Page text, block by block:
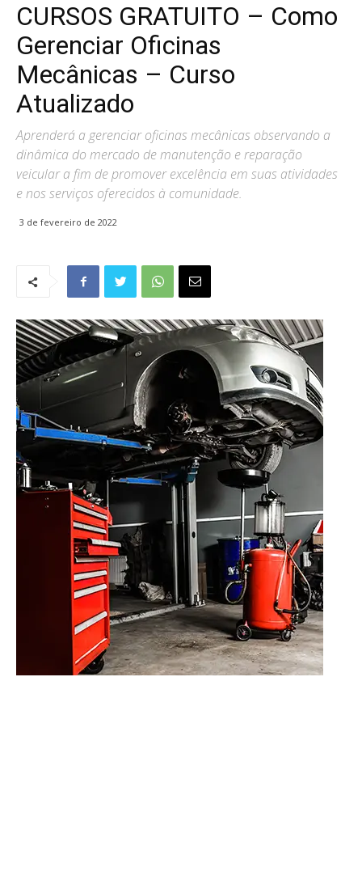
CURSOS GRATUITO – Como
Gerenciar Oficinas
Mecânicas – Curso
Atualizado
Aprenderá a gerenciar oficinas mecânicas observando a
dinâmica do mercado de manutenção e reparação
veicular a fim de promover excelência em suas atividades
e nos serviços oferecidos à comunidade.
3 de fevereiro de 2022